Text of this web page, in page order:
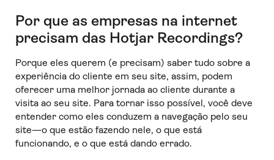
Por que as empresas na internet
precisam das Hotjar Recordings?
Porque eles querem (e precisam) saber tudo sobre a
experiência do cliente em seu site, assim, podem
oferecer uma melhor jornada ao cliente durante a
visita ao seu site. Para tornar isso possível, você deve
entender como eles conduzem a navegação pelo seu
site—o que estão fazendo nele, o que está
funcionando, e o que está dando errado.